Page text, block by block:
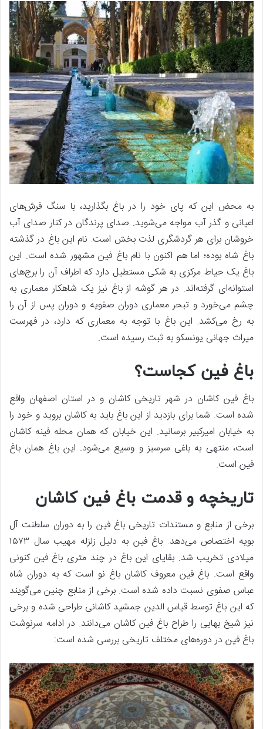
به محض این که پای خود را در باغ بگذارید، با سنگ فرش‌های
اعیانی و گذر آب مواجه می‌شوید. صدای پرندگان در کنار صدای آب
خروشان برای هر گردشگری لذت بخش است. نام این باغ در گذشته
باغ شاه بوده؛ اما هم اکنون با نام باغ فین مشهور شده است. این
باغ یک حیاط مرکزی به شکی مستطیل دارد که اطراف آن را برج‌های
استوانه‌ای گرفته‌اند. در هر گوشه از باغ نیز یک شاهکار معماری به
چشم می‌خورد و تبحر معماری دوران صفویه و دوران پس از آن را
به رخ می‌کشد. این باغ با توجه به معماری که دارد، در فهرست
میراث جهانی یونسکو به ثبت رسیده است.
باغ فین کجاست؟
باغ فین کاشان در شهر تاریخی کاشان و در استان اصفهان واقع
شده است. شما برای بازدید از این باغ باید به کاشان بروید و خود را
به خیابان امیرکبیر برسانید. این خیابان که همان محله فینه کاشان
است، منتهی به باغی سرسبز و وسیع می‌شود. این باغ همان باغ
فین است.
تاریخچه و قدمت باغ فین کاشان
برخی از منابع و مستندات تاریخی باغ فین را به دوران سلطنت آل
بویه اختصاص می‌دهد. باغ فین به دلیل زلزله مهیب سال ۱۵۷۳
میلادی تخریب شد. بقایای این باغ در چند متری باغ فین کنونی
واقع است. باغ فین معروف کاشان باغ نو است که به دوران شاه
عباس صفوی نسبت داده شده است. برخی از منابع چنین می‌گویند
که این باغ توسط قیاس الدین جمشید کاشانی طراحی شده و برخی
نیز شیخ بهایی را طراح باغ فین کاشان می‌دانند. در ادامه سرنوشت
باغ فین در دوره‌های مختلف تاریخی بررسی شده است: